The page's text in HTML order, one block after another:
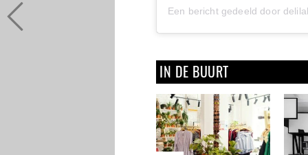
Een bericht gedeeld door
IN DE BUURT